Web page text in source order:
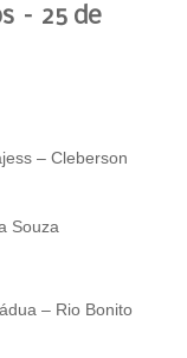
– 25 de
– Cleberson
Souza
– Rio Bonito